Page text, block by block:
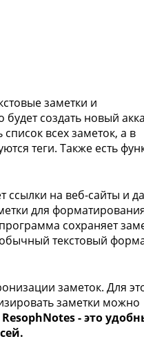
заметки и
создать новый
всех заметок, а в
теги. Также есть
ссылки на веб-сайты и
для
сохраняет
текстовый
заметок. Для
заметки можно
- это